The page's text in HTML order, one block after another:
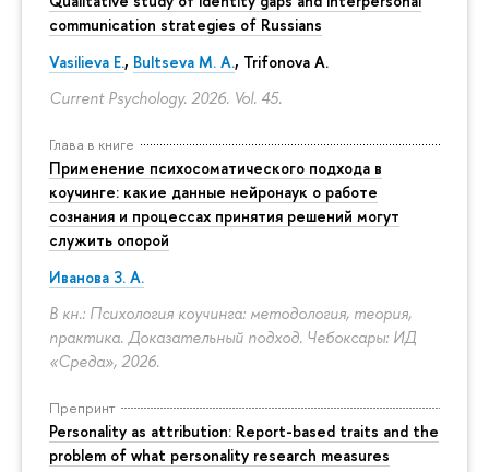
communication strategies of Russians
Vasilieva E., Bultseva M. A., Trifonova A.
Current Psychology. 2026. Vol. 45.
Глава в книге
Применение психосоматического подхода в
коучинге: какие данные нейронаук о работе
сознания и процессах принятия решений могут
служить опорой
Иванова З. А.
В кн.: Психология коучинга: методология, теория,
практика. Доказательный подход. Чебоксары: ИД
«Среда», 2026.
Препринт
Personality as attribution: Report-based traits and the
problem of what personality research measures